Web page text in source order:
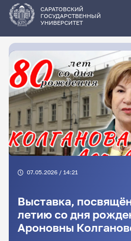
основному
содержанию
САРАТОВСКИЙ
ГОСУДАРСТВЕННЫЙ
УНИВЕРСИТЕТ
07.05.2026 / 14:21
Выставка,
летию со дня
Ароновны